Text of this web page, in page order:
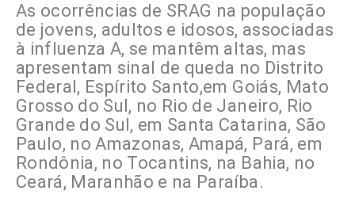
As ocorrências de SRAG na população
de jovens, adultos e idosos, associadas
à influenza A, se mantêm altas, mas
apresentam sinal de queda no Distrito
Federal, Espírito Santo,em Goiás, Mato
Grosso do Sul, no Rio de Janeiro, Rio
Grande do Sul, em Santa Catarina, São
Paulo, no Amazonas, Amapá, Pará, em
Rondônia, no Tocantins, na Bahia, no
Ceará, Maranhão e na Paraíba.